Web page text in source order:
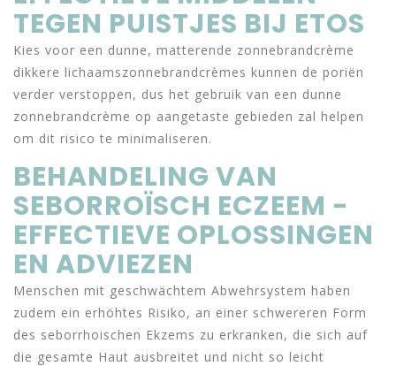
TEGEN PUISTJES BIJ ETOS
Kies voor een dunne, matterende zonnebrandcrème
dikkere lichaamszonnebrandcrèmes kunnen de poriën
verder verstoppen, dus het gebruik van een dunne
zonnebrandcrème op aangetaste gebieden zal helpen
om dit risico te minimaliseren.
BEHANDELING VAN
SEBORROÏSCH ECZEEM -
EFFECTIEVE OPLOSSINGEN
EN ADVIEZEN
Menschen mit geschwächtem Abwehrsystem haben
zudem ein erhöhtes Risiko, an einer schwereren Form
des seborrhoischen Ekzems zu erkranken, die sich auf
die gesamte Haut ausbreitet und nicht so leicht